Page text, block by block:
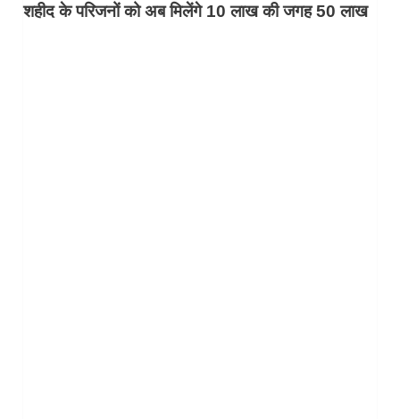
शहीद के परिजनों को अब मिलेंगे 10 लाख की जगह 50 लाख